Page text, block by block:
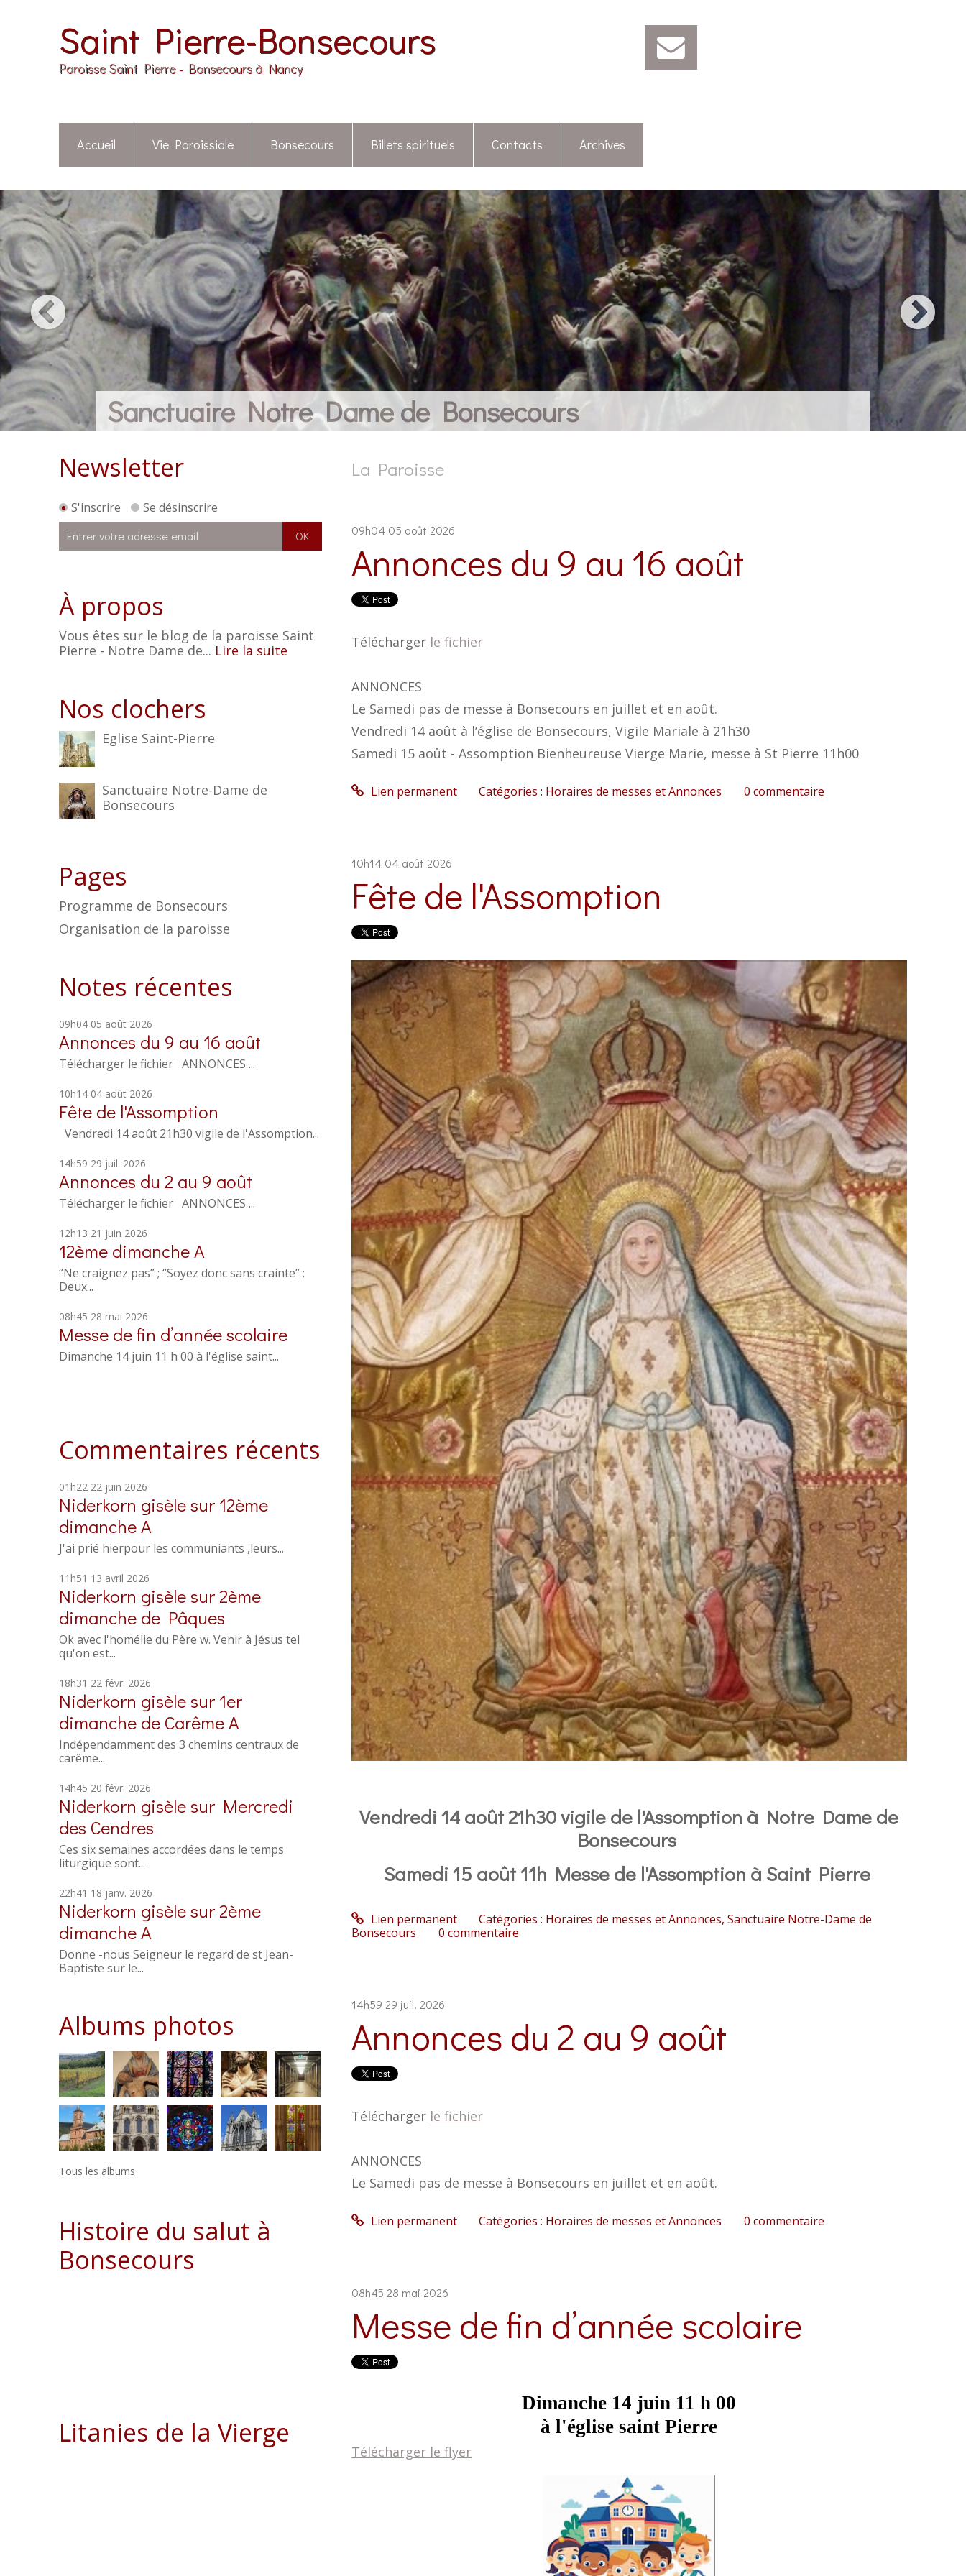
Saint Pierre-Bonsecours
Paroisse Saint Pierre - Bonsecours à Nancy
Accueil Vie Paroissiale Bonsecours Billets spirituels Contacts Archives
Sanctuaire Notre Dame de Bonsecours
Newsletter
S'inscrire Se désinscrire
À propos
Vous êtes sur le blog de la paroisse Saint
Pierre - Notre Dame de... Lire la suite
Nos clochers
Eglise Saint-Pierre
Sanctuaire Notre-Dame de
Bonsecours
Pages
Programme de Bonsecours
Organisation de la paroisse
Notes récentes
09h04 05 août 2026
Annonces du 9 au 16 août
Télécharger le fichier ANNONCES ...
10h14 04 août 2026
Fête de l'Assomption
Vendredi 14 août 21h30 vigile de l'Assomption...
14h59 29 juil. 2026
Annonces du 2 au 9 août
Télécharger le fichier ANNONCES ...
12h13 21 juin 2026
12ème dimanche A
“Ne craignez pas” ; “Soyez donc sans crainte” :
Deux...
08h45 28 mai 2026
Messe de fin d’année scolaire
Dimanche 14 juin 11 h 00 à l'église saint...
Commentaires récents
01h22 22 juin 2026
Niderkorn gisèlesur 12ème
dimanche A
J'ai prié hierpour les communiants ,leurs...
11h51 13 avril 2026
Niderkorn gisèlesur2ème
dimanche de Pâques
Ok avec l'homélie du Père w. Venir à Jésus tel
qu'on est...
18h31 22 févr. 2026
Niderkorn gisèlesur 1er
dimanche de Carême A
Indépendamment des 3 chemins centraux de
carême...
14h45 20 févr. 2026
Niderkorn gisèlesur Mercredi
des Cendres
Ces six semaines accordées dans le temps
liturgique sont...
22h41 18 janv. 2026
Niderkorn gisèlesur2ème
dimanche A
Donne -nous Seigneur le regard de st Jean-
Baptiste sur le...
Albums photos
Tous les albums
Histoire du salut à
Bonsecours
Litanies de la Vierge
La Paroisse
09h04 05 août 2026
Annonces du 9 au 16 août
Téléchargerle fichier
ANNONCES
Le Samedi pas de messe à Bonsecours en juillet et en août.
Vendredi 14 août à l’église de Bonsecours, Vigile Mariale à 21h30
Samedi 15 août - Assomption Bienheureuse Vierge Marie, messe à St Pierre 11h00
Lien permanent Catégories : Horaires de messes et Annonces 0 commentaire
10h14 04 août 2026
Fête de l'Assomption
Vendredi 14 août 21h30 vigile de l'Assomption à Notre Dame de
Bonsecours
Samedi 15 août 11h Messe de l'Assomption à Saint Pierre
Lien permanent Catégories : Horaires de messes et Annonces,Sanctuaire Notre-Dame de
Bonsecours
0 commentaire
14h59 29 juil. 2026
Annonces du 2 au 9 août
Télécharger le fichier
ANNONCES
Le Samedi pas de messe à Bonsecours en juillet et en août.
Lien permanent Catégories : Horaires de messes et Annonces 0 commentaire
08h45 28 mai 2026
Messe de fin d’année scolaire
Dimanche 14 juin 11 h 00
à l'église saint Pierre
Télécharger le flyer